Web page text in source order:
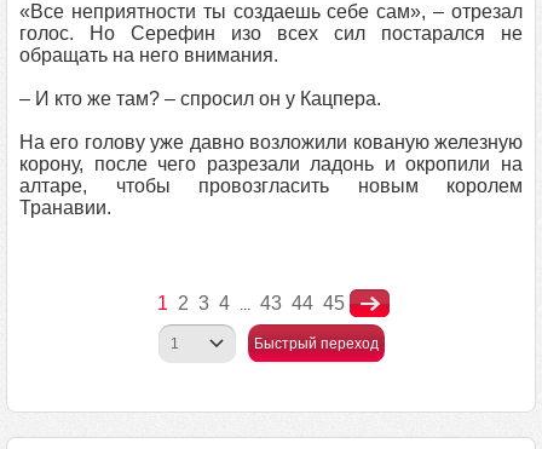
«Все неприятности ты создаешь себе сам», – отрезал
голос. Но Серефин изо всех сил постарался не
обращать на него внимания.
– И кто же там? – спросил он у Кацпера.
На его голову уже давно возложили кованую железную
корону, после чего разрезали ладонь и окропили на
алтаре, чтобы провозгласить новым королем
Транавии.
1 2 3 4 ... 43 44 45
Быстрый переход